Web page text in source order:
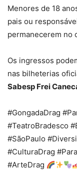
Menores de 18
pais ou
permanecerem no
Os ingressos
nas bilheterias
Sabesp Frei
#GongadaDrag
#TeatroBradesco
#SãoPaulo
#CulturaDrag
#ArteDrag